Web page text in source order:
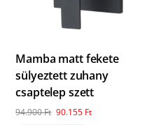
Mamba matt fekete
sülyeztett zuhany
csaptelep szett
94.900Ft Original
90.155 FtCurrent